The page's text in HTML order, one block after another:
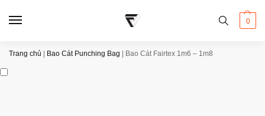
0
Trang chủ Bao Cát Punching Bag Bao Cát Fairtex 1m6 – 1m8